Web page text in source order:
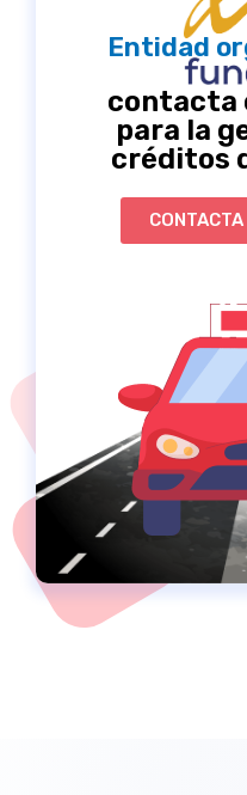
Entidad
contacta
para la
créditos